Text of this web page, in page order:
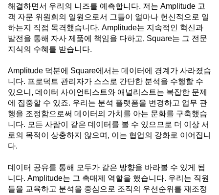
해결하면서 우리의 니즈를 예측합니다. 저는 Amplitude 고
객 자문 위원회의 일원으로서 그들이 얼마나 헌신적으로 일
하는지 직접 목격했습니다. Amplitude는 지속적인 혁신과
발전을 통해 자사 제품에 책임을 다하고, Square는 그 전문
지식의 수혜를 받습니다.
Amplitude 덕분에 Square에서는 데이터에 경계가 사라졌습
니다. 프로덕트 관리자가 스스로 간단한 분석을 수행할 수
있으니, 데이터 사이언티스트와 애널리스트는 복잡한 문제
에 집중할 수 있죠. 우리는 분석 플랫폼을 변경하고 업무 관
행을 조정함으로써 데이터의 가치를 아는 문화를 구축했습
니다. 모든 사람이 같은 데이터를 볼 수 있으므로 더 이상 서
로의 목적이 상충하지 않으며, 이는 협업의 강화로 이어집니
다.
데이터 공유를 통해 모두가 같은 방향을 바라볼 수 있게 됩
니다. Amplitude는 그 촉매제 역할을 했습니다. 우리는 직원
들을 교육하고 분석을 중심으로 조직의 우선순위를 재조정